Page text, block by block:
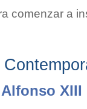
comenzar a
Alfonso XIII